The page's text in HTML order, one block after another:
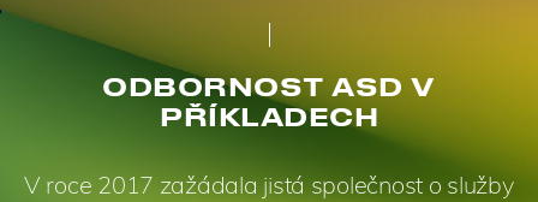
ODBORNOST ASD V
PŘÍKLADECH
V roce 2017 zažádala jistá společnost o služby